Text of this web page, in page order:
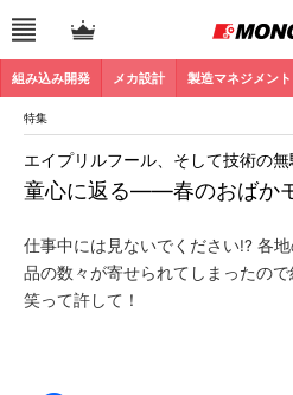
組み込み開発 メカ設計 製造マネジメント
特集
童心に返る――春のおばか
エイプリルフール、そして技術の
仕事中には見ないでください!? 各
品の数々が寄せられてしまったので
笑って許して！